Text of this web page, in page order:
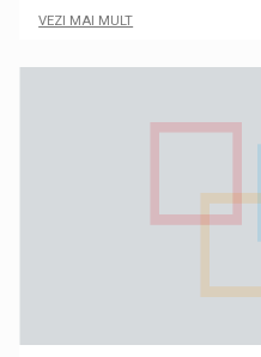
VEZI MAI MULT